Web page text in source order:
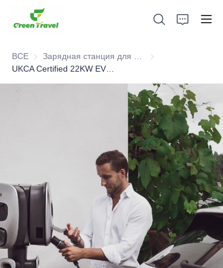
ВСЕ
Зарядная
Новости и случаи сотрудничества
Производственные базы и процессы
Поддерживать